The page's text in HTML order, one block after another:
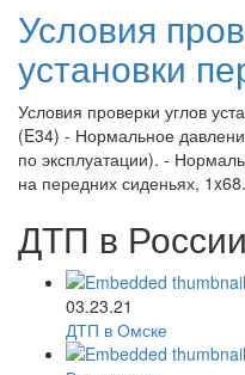
Условия
установки
Условия проверки углов
(E34) - Нормальное
по эксплуатации). -
на передних сиденьях,
ДТП в России
03.23.21
ДТП в Омске